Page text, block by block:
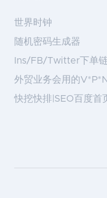
世界时钟
随机密码生成器
Ins/FB/Twitter下单
外贸业务会用的
快挖快排|SEO百度首